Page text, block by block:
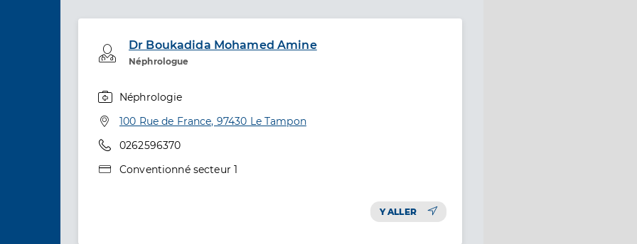
Dr Boukadida Mohamed Amine
Néphrologue
Professionel de santé
Néphrologie
Adresse
100 Rue de France, 97430 Le Tampon
Téléphone
0262596370
Type de convention
Conventionné secteur 1
Y ALLER